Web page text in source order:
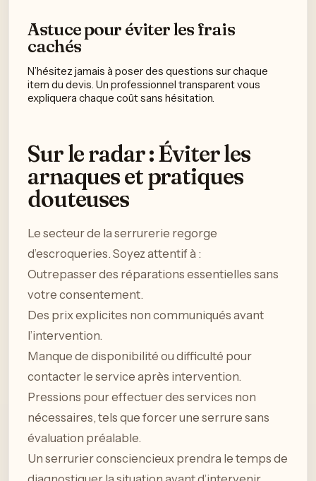
Astuce pour éviter les frais
cachés
N’hésitez jamais à poser des questions sur chaque
item du devis. Un professionnel transparent vous
expliquera chaque coût sans hésitation.
Sur le radar : Éviter les
arnaques et pratiques
douteuses
Le secteur de la serrurerie regorge
d’escroqueries. Soyez attentif à :
Outrepasser des réparations essentielles sans
votre consentement.
Des prix explicites non communiqués avant
l’intervention.
Manque de disponibilité ou difficulté pour
contacter le service après intervention.
Pressions pour effectuer des services non
nécessaires, tels que forcer une serrure sans
évaluation préalable.
Un serrurier consciencieux prendra le temps de